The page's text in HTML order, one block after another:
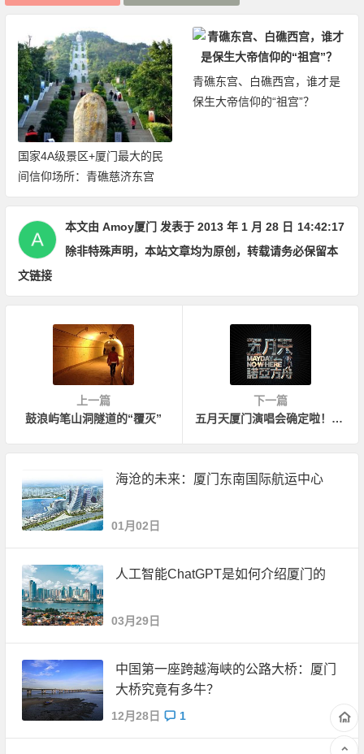
国家4A级景区+厦门最大的民
间信仰场所：青礁慈济东宫
青礁东宫、白礁西宫，谁才是
保生大帝信仰的“祖宫”？
本文由 Amoy厦门 发表于 2013 年 1 月 28 日 14:42:17
除非特殊声明，本站文章均为原创，转载请务必保留本
文链接
上一篇
鼓浪屿笔山洞隧道的“覆灭”
下一篇
五月天厦门演唱会确定啦！！！7月13日厦门上演
海沧的未来：厦门东南国际航运中心
01月02日
人工智能ChatGPT是如何介绍厦门的
03月29日
中国第一座跨越海峡的公路大桥：厦门
大桥究竟有多牛？
12月28日 1